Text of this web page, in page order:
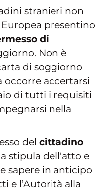
stranieri non
presentino
di
Non è
di soggiorno
occorre accertarsi
di tutti i requisiti
nella
del cittadino
stipula dell'atto e
sapere in anticipo
e l’Autorità alla